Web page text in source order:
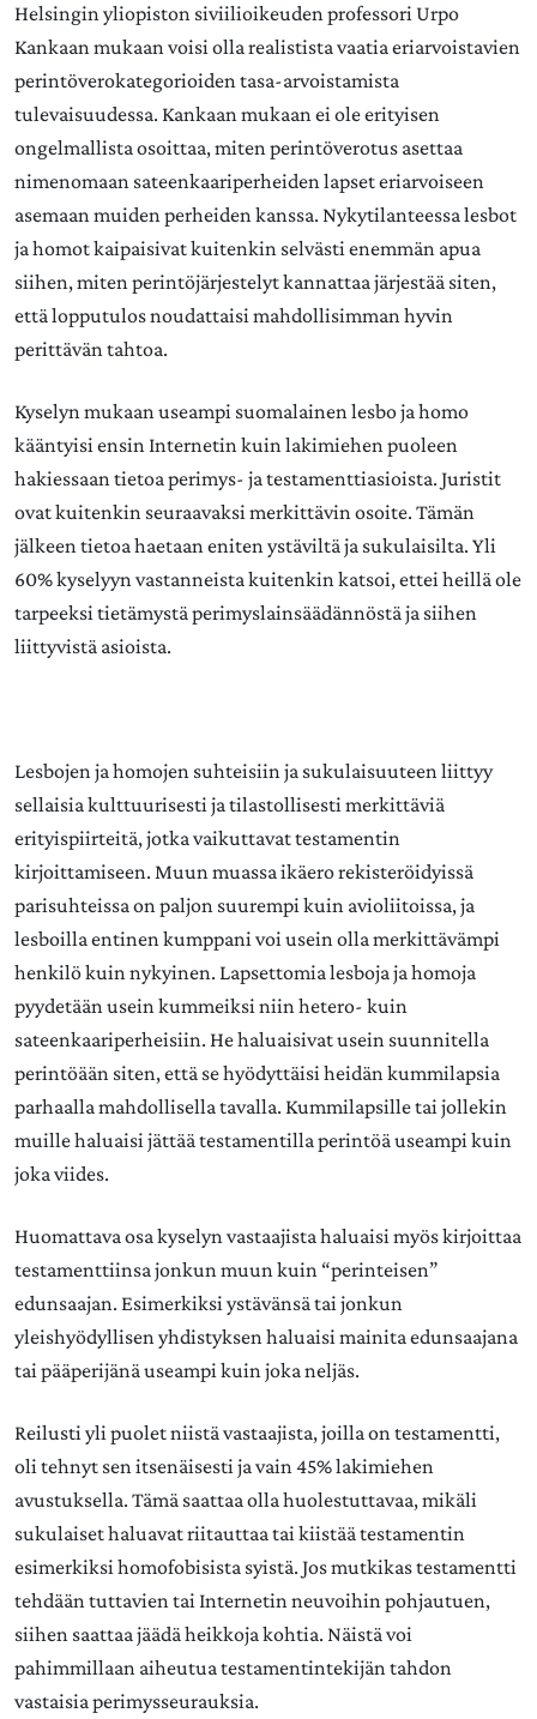
Helsingin yliopiston siviilioikeuden professori Urpo
Kankaan mukaan voisi olla realistista vaatia eriarvoistavien
perintöverokategorioiden tasa-arvoistamista
tulevaisuudessa. Kankaan mukaan ei ole erityisen
ongelmallista osoittaa, miten perintöverotus asettaa
nimenomaan sateenkaariperheiden lapset eriarvoiseen
asemaan muiden perheiden kanssa. Nykytilanteessa lesbot
ja homot kaipaisivat kuitenkin selvästi enemmän apua
siihen, miten perintöjärjestelyt kannattaa järjestää siten,
että lopputulos noudattaisi mahdollisimman hyvin
perittävän tahtoa.
Kyselyn mukaan useampi suomalainen lesbo ja homo
kääntyisi ensin Internetin kuin lakimiehen puoleen
hakiessaan tietoa perimys- ja testamenttiasioista. Juristit
ovat kuitenkin seuraavaksi merkittävin osoite. Tämän
jälkeen tietoa haetaan eniten ystäviltä ja sukulaisilta. Yli
60% kyselyyn vastanneista kuitenkin katsoi, ettei heillä ole
tarpeeksi tietämystä perimyslainsäädännöstä ja siihen
liittyvistä asioista.
Lesbojen ja homojen suhteisiin ja sukulaisuuteen liittyy
sellaisia kulttuurisesti ja tilastollisesti merkittäviä
erityispiirteitä, jotka vaikuttavat testamentin
kirjoittamiseen. Muun muassa ikäero rekisteröidyissä
parisuhteissa on paljon suurempi kuin avioliitoissa, ja
lesboilla entinen kumppani voi usein olla merkittävämpi
henkilö kuin nykyinen. Lapsettomia lesboja ja homoja
pyydetään usein kummeiksi niin hetero- kuin
sateenkaariperheisiin. He haluaisivat usein suunnitella
perintöään siten, että se hyödyttäisi heidän kummilapsia
parhaalla mahdollisella tavalla. Kummilapsille tai jollekin
muille haluaisi jättää testamentilla perintöä useampi kuin
joka viides.
Huomattava osa kyselyn vastaajista haluaisi myös kirjoittaa
testamenttiinsa jonkun muun kuin “perinteisen”
edunsaajan. Esimerkiksi ystävänsä tai jonkun
yleishyödyllisen yhdistyksen haluaisi mainita edunsaajana
tai pääperijänä useampi kuin joka neljäs.
Reilusti yli puolet niistä vastaajista, joilla on testamentti,
oli tehnyt sen itsenäisesti ja vain 45% lakimiehen
avustuksella. Tämä saattaa olla huolestuttavaa, mikäli
sukulaiset haluavat riitauttaa tai kiistää testamentin
esimerkiksi homofobisista syistä. Jos mutkikas testamentti
tehdään tuttavien tai Internetin neuvoihin pohjautuen,
siihen saattaa jäädä heikkoja kohtia. Näistä voi
pahimmillaan aiheutua testamentintekijän tahdon
vastaisia perimysseurauksia.